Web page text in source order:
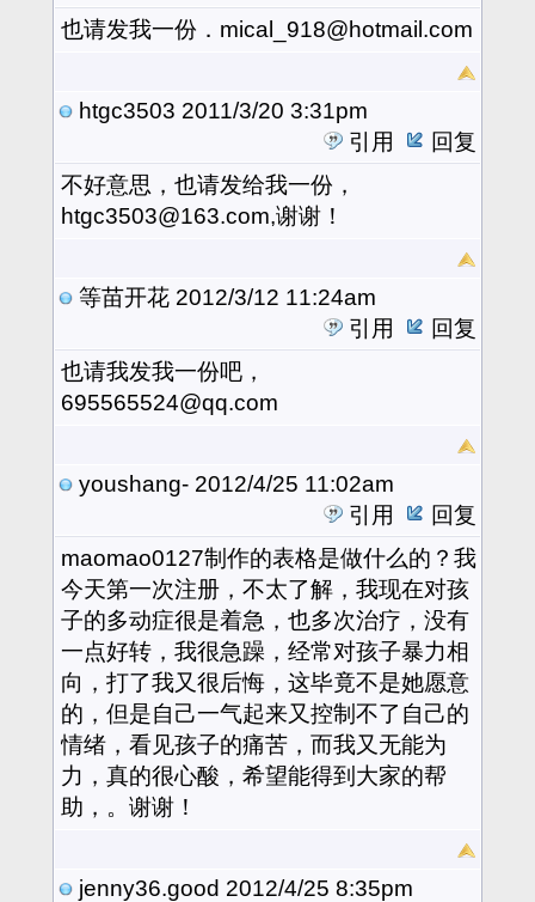
也请发我一份．mical_918@hotmail.com
htgc3503 2011/3/20 3:31pm
引用
回复
不好意思，也请发给我一份，
htgc3503@163.com,谢谢！
等苗开花 2012/3/12 11:24am
引用
回复
也请我发我一份吧，
695565524@qq.com
youshang- 2012/4/25 11:02am
引用
回复
maomao0127制作的表格是做什么的？我
今天第一次注册，不太了解，我现在对孩
子的多动症很是着急，也多次治疗，没有
一点好转，我很急躁，经常对孩子暴力相
向，打了我又很后悔，这毕竟不是她愿意
的，但是自己一气起来又控制不了自己的
情绪，看见孩子的痛苦，而我又无能为
力，真的很心酸，希望能得到大家的帮
助，。谢谢！
jenny36.good 2012/4/25 8:35pm